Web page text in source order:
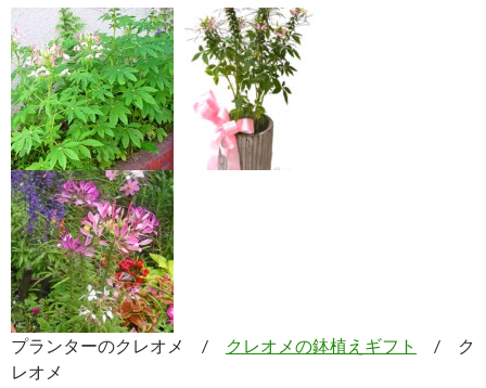
プランターのクレオメ / クレオメの鉢植えギフト
/ ク
レオメ